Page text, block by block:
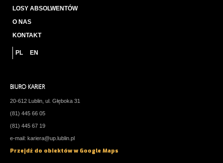
LOSY ABSOLWENTÓW
O NAS
KONTAKT
PL EN
BIURO KARIER
20-612 Lublin, ul. Głęboka 31
(81) 445 66 05
(81) 445 67 19
e-mail: kariera@up.lublin.pl
Przejdź do obiektów w Google Maps